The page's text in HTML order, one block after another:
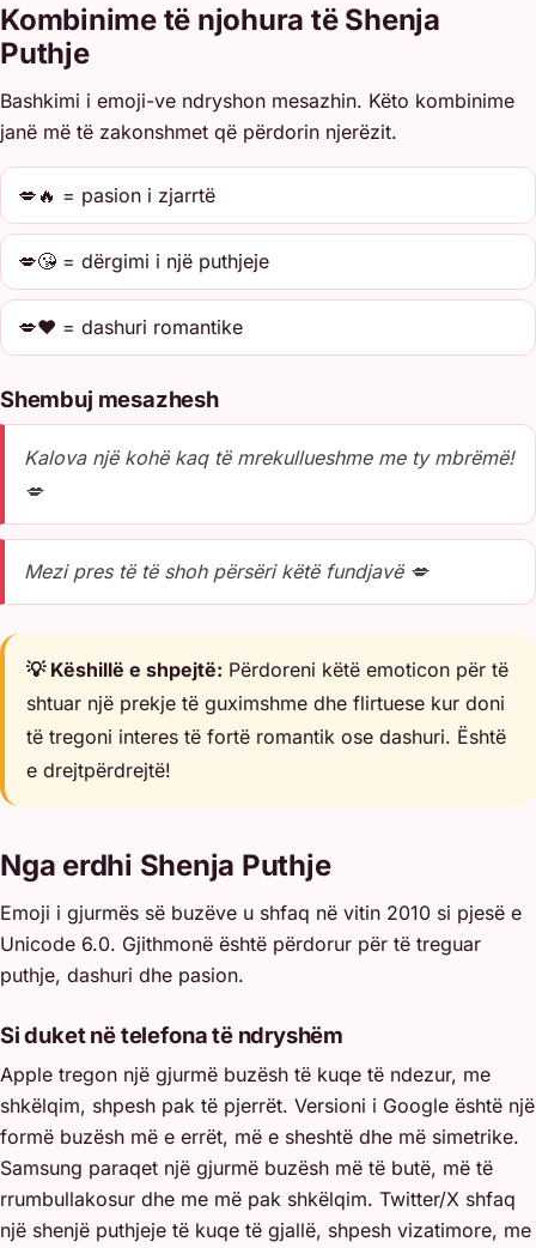
Kombinime të njohura të Shenja
Puthje
Bashkimi i emoji-ve ndryshon mesazhin. Këto kombinime
janë më të zakonshmet që përdorin njerëzit.
💋🔥 = pasion i zjarrtë
💋😘 = dërgimi i një puthjeje
💋❤️ = dashuri romantike
Shembuj mesazhesh
Kalova një kohë kaq të mrekullueshme me ty mbrëmë!
💋
Mezi pres të të shoh përsëri këtë fundjavë 💋
💡 Këshillë e shpejtë: Përdoreni këtë emoticon për të
shtuar një prekje të guximshme dhe flirtuese kur doni
të tregoni interes të fortë romantik ose dashuri. Është
e drejtpërdrejtë!
Nga erdhi Shenja Puthje
Emoji i gjurmës së buzëve u shfaq në vitin 2010 si pjesë e
Unicode 6.0. Gjithmonë është përdorur për të treguar
puthje, dashuri dhe pasion.
Si duket në telefona të ndryshëm
Apple tregon një gjurmë buzësh të kuqe të ndezur, me
shkëlqim, shpesh pak të pjerrët. Versioni i Google është një
formë buzësh më e errët, më e sheshtë dhe më simetrike.
Samsung paraqet një gjurmë buzësh më të butë, më të
rrumbullakosur dhe me më pak shkëlqim. Twitter/X shfaq
një shenjë puthjeje të kuqe të gjallë, shpesh vizatimore, me